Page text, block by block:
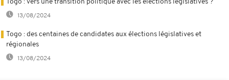
Togo : vers une transition politique avec les élections législatives ?
13/08/2024
Togo : des centaines de candidates aux élections législatives et
régionales
13/08/2024